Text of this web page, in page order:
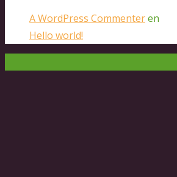
A WordPress Commenteren
Hello world!